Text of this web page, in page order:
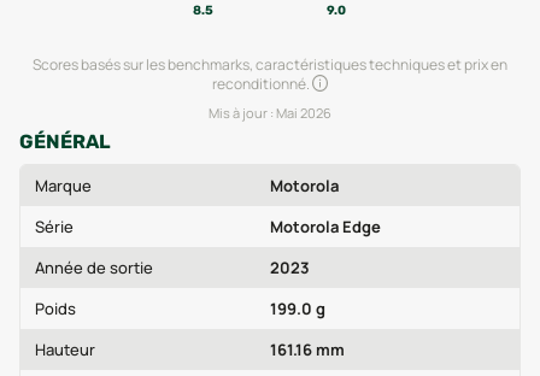
9.0
8.5
Scores basés sur les benchmarks, caractéristiques techniques et prix en
reconditionné.
Mis à jour : Mai 2026
GÉNÉRAL
Marque
Motorola
Série
Motorola Edge
Année de sortie
2023
Poids
199.0 g
Hauteur
161.16 mm